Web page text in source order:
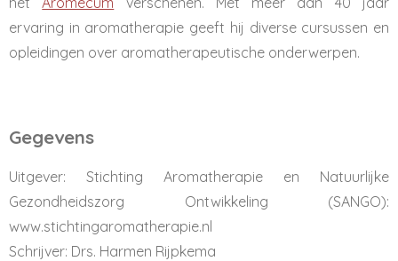
ervaring in aromatherapie geeft hij diverse cursussen en
opleidingen over aromatherapeutische onderwerpen.
Gegevens
Uitgever: Stichting Aromatherapie en Natuurlijke
Gezondheidszorg Ontwikkeling (SANGO):
www.stichtingaromatherapie.nl
Schrijver: Drs. Harmen Rijpkema